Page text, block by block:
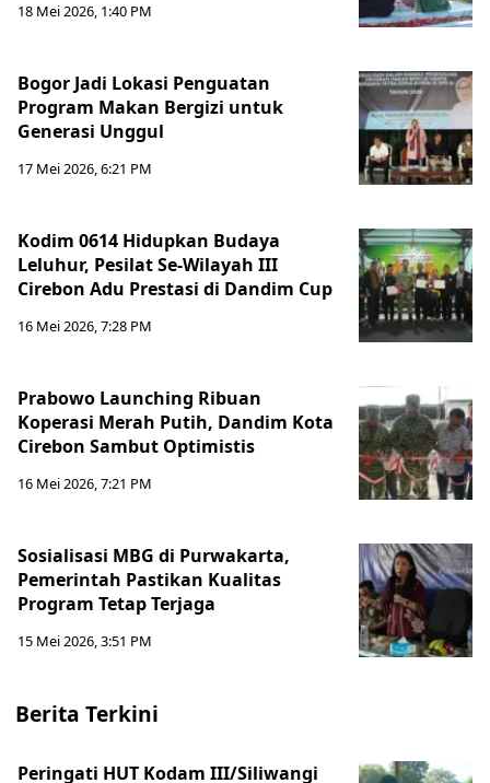
18 Mei 2026, 1:40 PM
Bogor Jadi Lokasi Penguatan
Program Makan Bergizi untuk
Generasi Unggul
17 Mei 2026, 6:21 PM
Kodim 0614 Hidupkan Budaya
Leluhur, Pesilat Se-Wilayah III
Cirebon Adu Prestasi di Dandim Cup
16 Mei 2026, 7:28 PM
Prabowo Launching Ribuan
Koperasi Merah Putih, Dandim Kota
Cirebon Sambut Optimistis
16 Mei 2026, 7:21 PM
Sosialisasi MBG di Purwakarta,
Pemerintah Pastikan Kualitas
Program Tetap Terjaga
15 Mei 2026, 3:51 PM
Berita Terkini
Peringati HUT Kodam III/Siliwangi